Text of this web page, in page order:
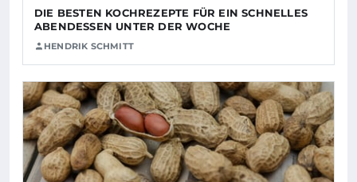
DIE BESTEN KOCHREZEPTE FÜR EIN SCHNELLES
ABENDESSEN UNTER DER WOCHE
HENDRIK SCHMITT